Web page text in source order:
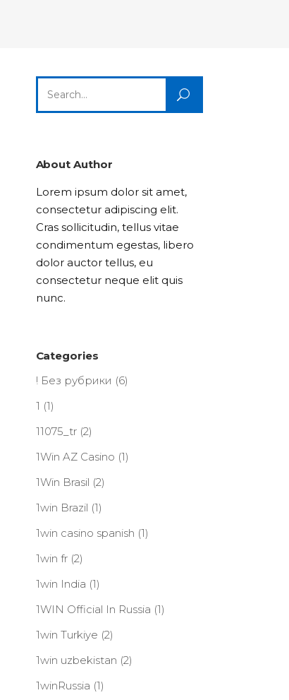
Lists
Highlights
Lists
Title & Subtitle
Title & Subtitle
for:
About Author
Lorem ipsum dolor sit amet,
consectetur adipiscing elit.
Cras sollicitudin, tellus vitae
condimentum egestas, libero
dolor auctor tellus, eu
consectetur neque elit quis
nunc.
Categories
! Без рубрики (6)
1 (1)
11075_tr(2)
1Win AZ Casino (1)
1Win Brasil (2)
1win Brazil (1)
1win casino spanish (1)
1win fr(2)
1win India (1)
1WIN Official In Russia (1)
1win Turkiye (2)
1win uzbekistan (2)
1winRussia (1)